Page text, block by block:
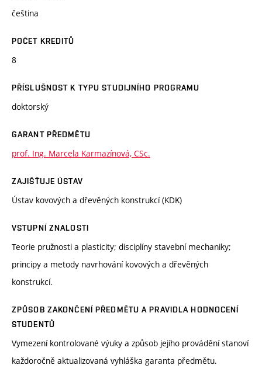
čeština
POČET KREDITŮ
8
PŘÍSLUŠNOST K TYPU STUDIJNÍHO PROGRAMU
doktorský
GARANT PŘEDMĚTU
prof. Ing. Marcela Karmazínová, CSc.
ZAJIŠŤUJE ÚSTAV
Ústav kovových a dřevěných konstrukcí (KDK)
VSTUPNÍ ZNALOSTI
Teorie pružnosti a plasticity; disciplíny stavební mechaniky;
principy a metody navrhování kovových a dřevěných
konstrukcí.
ZPŮSOB ZAKONČENÍ PŘEDMĚTU A PRAVIDLA HODNOCENÍ
STUDENTŮ
Vymezení kontrolované výuky a způsob jejího provádění stanoví
každoročně aktualizovaná vyhláška garanta předmětu.